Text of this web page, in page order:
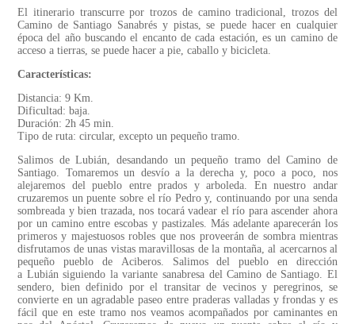
El itinerario transcurre por trozos de camino tradicional, trozos del
Camino de Santiago Sanabrés y pistas, se puede hacer en cualquier
época del año buscando el encanto de cada estación, es un camino de
acceso a tierras, se puede hacer a pie, caballo y bicicleta.
Características:
Distancia: 9 Km.
Dificultad: baja.
Duración: 2h 45 min.
Tipo de ruta: circular, excepto un pequeño tramo.
Salimos de Lubián, desandando un pequeño tramo del Camino de
Santiago. Tomaremos un desvío a la derecha y, poco a poco, nos
alejaremos del pueblo entre prados y arboleda. En nuestro andar
cruzaremos un puente sobre el río Pedro y, continuando por una senda
sombreada y bien trazada, nos tocará vadear el río para ascender ahora
por un camino entre escobas y pastizales. Más adelante aparecerán los
primeros y majestuosos robles que nos proveerán de sombra mientras
disfrutamos de unas vistas maravillosas de la montaña, al acercarnos al
pequeño pueblo de Aciberos. Salimos del pueblo en dirección
a Lubián siguiendo la variante sanabresa del Camino de Santiago. El
sendero, bien definido por el transitar de vecinos y peregrinos, se
convierte en un agradable paseo entre praderas valladas y frondas y es
fácil que en este tramo nos veamos acompañados por caminantes en